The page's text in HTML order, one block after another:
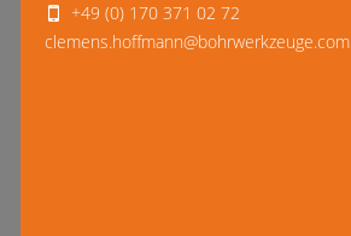
+49 (0) 170 371 02 72
clemens.hoffmann@bohrwerkzeuge.com